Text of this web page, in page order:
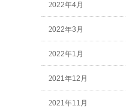
2022年4月
2022年3月
2022年1月
2021年12月
2021年11月